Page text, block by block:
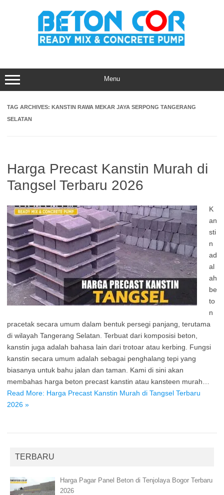
Menu
TAG ARCHIVES: KANSTIN RAWA MEKAR JAYA SERPONG TANGERANG
SELATAN
Harga Precast Kanstin Murah di
Tangsel Terbaru 2026
K
an
sti
n
ad
al
ah
be
to
n
pracetak secara umum dalam bentuk persegi panjang, terutama
di wilayah Tangerang Selatan. Terbuat dari komposisi beton,
kanstin juga adalah bahasa lain dari trotoar atau kerbing. Fungsi
kanstin secara umum adalah sebagai penghalang tepi yang
biasanya untuk bahu jalan dan taman. Kami di sini akan
membahas harga beton precast kanstin atau kansteen murah…
Read More: Harga Precast Kanstin Murah di Tangsel Terbaru
2026 »
TERBARU
Harga Pagar Panel Beton di Tenjolaya Bogor Terbaru
2026